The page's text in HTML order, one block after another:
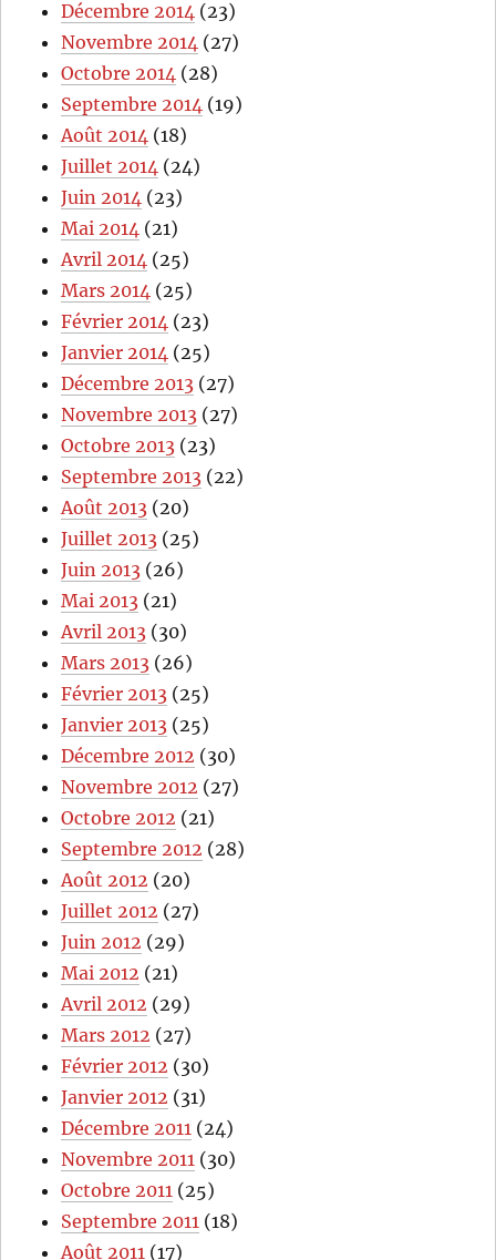
Décembre 2014 (23)
Novembre 2014 (27)
Octobre 2014 (28)
Septembre 2014 (19)
Août 2014 (18)
Juillet 2014 (24)
Juin 2014 (23)
Mai 2014 (21)
Avril 2014 (25)
Mars 2014 (25)
Février 2014 (23)
Janvier 2014 (25)
Décembre 2013 (27)
Novembre 2013 (27)
Octobre 2013 (23)
Septembre 2013 (22)
Août 2013 (20)
Juillet 2013 (25)
Juin 2013 (26)
Mai 2013 (21)
Avril 2013 (30)
Mars 2013 (26)
Février 2013 (25)
Janvier 2013 (25)
Décembre 2012 (30)
Novembre 2012 (27)
Octobre 2012 (21)
Septembre 2012 (28)
Août 2012 (20)
Juillet 2012 (27)
Juin 2012 (29)
Mai 2012 (21)
Avril 2012 (29)
Mars 2012 (27)
Février 2012 (30)
Janvier 2012 (31)
Décembre 2011 (24)
Novembre 2011 (30)
Octobre 2011 (25)
Septembre 2011 (18)
Août 2011 (17)